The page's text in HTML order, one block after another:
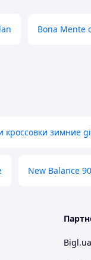
Bona Mente
кроссовки зимние
New Balance
Bigl.ua